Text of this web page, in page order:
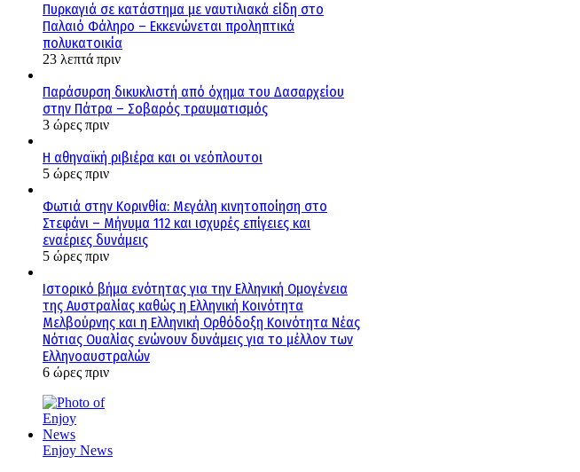
Πυρκαγιά σε κατάστημα με ναυτιλιακά είδη στο
Παλαιό Φάληρο – Εκκενώνεται προληπτικά
πολυκατοικία
23 λεπτά πριν
Παράσυρση δικυκλιστή από όχημα του Δασαρχείου
στην Πάτρα – Σοβαρός τραυματισμός
3 ώρες πριν
Η αθηναϊκή ριβιέρα και οι νεόπλουτοι
5 ώρες πριν
Φωτιά στην Κορινθία: Μεγάλη κινητοποίηση στο
Στεφάνι – Μήνυμα 112 και ισχυρές επίγειες και
εναέριες δυνάμεις
5 ώρες πριν
Ιστορικό βήμα ενότητας για την Ελληνική Ομογένεια
της Αυστραλίας καθώς η Ελληνική Κοινότητα
Μελβούρνης και η Ελληνική Ορθόδοξη Κοινότητα Νέας
Νότιας Ουαλίας ενώνουν δυνάμεις για το μέλλον των
Ελληνοαυστραλών
6 ώρες πριν
Enjoy News